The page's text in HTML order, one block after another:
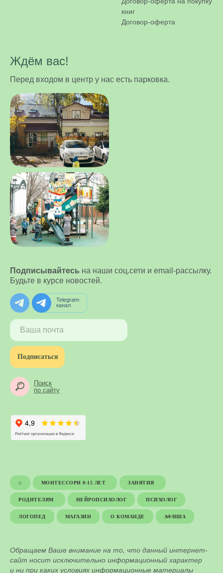
книг
Договор-оферта
Ждём вас!
Перед входом в центр у нас есть парковка.
Подписывайтесь на наши соц.сети и email-рассылку.
Будьте в курсе новостей.
Подписаться
Поиск
по сайту
Telegram-
канал
⌂ МОНТЕССОРИ 0-15 ЛЕТ ЗАНЯТИЯ
РОДИТЕЛЯМ НЕЙРОПСИХОЛОГ ПСИХОЛОГ
ЛОГОПЕД МАГАЗИН О КОМАНДЕ АФИША
Обращаем Ваше внимание на то, что данный интернет-
сайт носит исключительно информационный характер
и ни при каких условиях информационные материалы